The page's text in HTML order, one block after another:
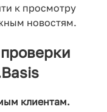
к просмотру
новостям.
клиентам.